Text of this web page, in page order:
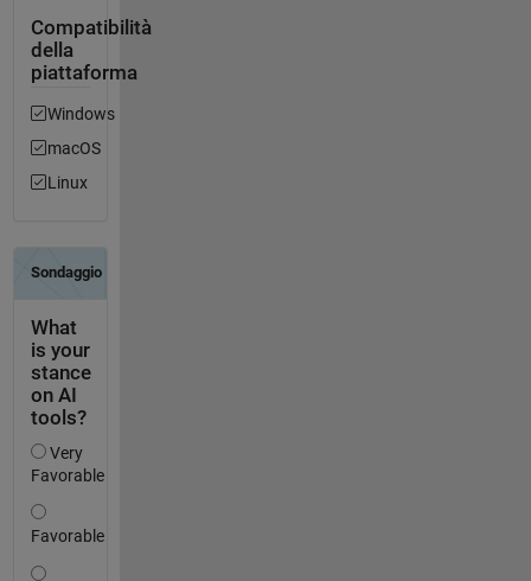
Compatibilità
della
piattaforma
Windows
macOS
Linux